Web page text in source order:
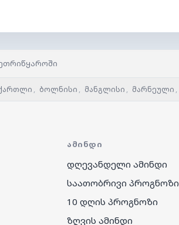
, ბოლნისი , მანგლისი , მარნეული ,
ᲐᲛᲘᲜᲓᲘ
დღევანდელი ამინდი
საათობრივი პროგნოზი
10 დღის პროგნოზი
ზღვის ამინდი